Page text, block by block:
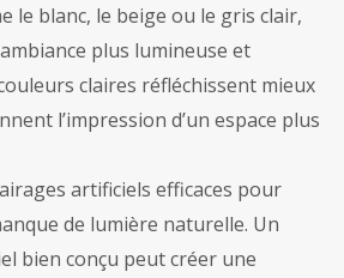
le blanc, le beige ou le gris clair,
plus lumineuse et
claires réfléchissent mieux
l’impression d’un espace plus
artificiels efficaces pour
de lumière naturelle. Un
bien conçu peut créer une